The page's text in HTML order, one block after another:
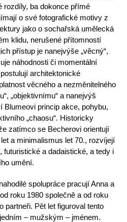
rozdíly, ba dokonce přímé
o své fo­tografické motivy z
jako o sochařská umělecká
klidu, nerušené přítomností
přístup je nanejvýše „věcný“,
náhodnosti či momentální
architektonické
věcného a nezměnitelného
„objektivnímu“ a nanejvýš
Blumeovi princip akce, pohybu,
„chaosu“. Historicky
zatímco se Becherovi orientují
let a minimalismus let 70., rozvíjejí
futuristické a dadaistické, a te­dy i
umění.
spolupráce pracují Anna a
roku 1980 společně a od roku
partneři. Pět let figuroval tento
– mužským – jménem.